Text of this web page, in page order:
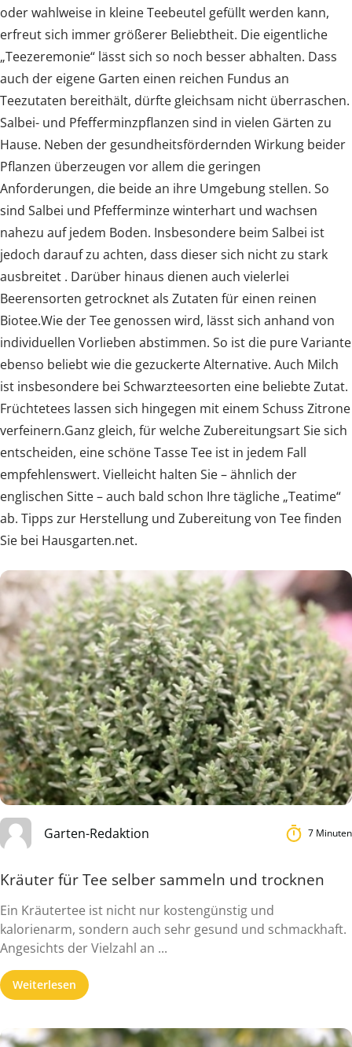
oder wahlweise in kleine Teebeutel gefüllt werden kann,
erfreut sich immer größerer Beliebtheit. Die eigentliche
„Teezeremonie“ lässt sich so noch besser abhalten. Dass
auch der eigene Garten einen reichen Fundus an
Teezutaten bereithält, dürfte gleichsam nicht überraschen.
Salbei- und Pfefferminzpflanzen sind in vielen Gärten zu
Hause. Neben der gesundheitsfördernden Wirkung beider
Pflanzen überzeugen vor allem die geringen
Anforderungen, die beide an ihre Umgebung stellen. So
sind Salbei und Pfefferminze winterhart und wachsen
nahezu auf jedem Boden. Insbesondere beim Salbei ist
jedoch darauf zu achten, dass dieser sich nicht zu stark
ausbreitet . Darüber hinaus dienen auch vielerlei
Beerensorten getrocknet als Zutaten für einen reinen
Biotee.Wie der Tee genossen wird, lässt sich anhand von
individuellen Vorlieben abstimmen. So ist die pure Variante
ebenso beliebt wie die gezuckerte Alternative. Auch Milch
ist insbesondere bei Schwarzteesorten eine beliebte Zutat.
Früchtetees lassen sich hingegen mit einem Schuss Zitrone
verfeinern.Ganz gleich, für welche Zubereitungsart Sie sich
entscheiden, eine schöne Tasse Tee ist in jedem Fall
empfehlenswert. Vielleicht halten Sie – ähnlich der
englischen Sitte – auch bald schon Ihre tägliche „Teatime“
ab. Tipps zur Herstellung und Zubereitung von Tee finden
Sie bei Hausgarten.net.
Garten-Redaktion 7 Minuten
Kräuter für Tee selber sammeln und trocknen
Ein Kräutertee ist nicht nur kostengünstig und
kalorienarm, sondern auch sehr gesund und schmackhaft.
Angesichts der Vielzahl an ...
Weiterlesen